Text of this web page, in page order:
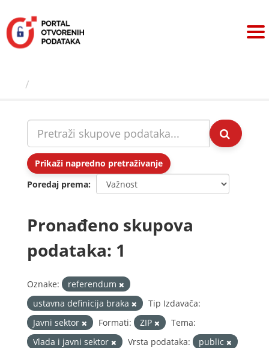
sadržaj
Prikaži napredno pretraživanje
Poredaj prema
Pronađeno skupova
podataka: 1
Oznake:
referendum
ustavna definicija braka
Tip Izdavača:
Javni sektor
Formati: ZIP
Tema:
Vlada i javni sektor
Vrsta podataka:
public